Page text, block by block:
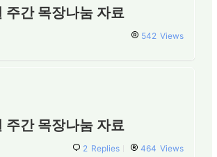
주간 목장나눔 자료
542 Views
주간 목장나눔 자료
2 Replies 464 Views